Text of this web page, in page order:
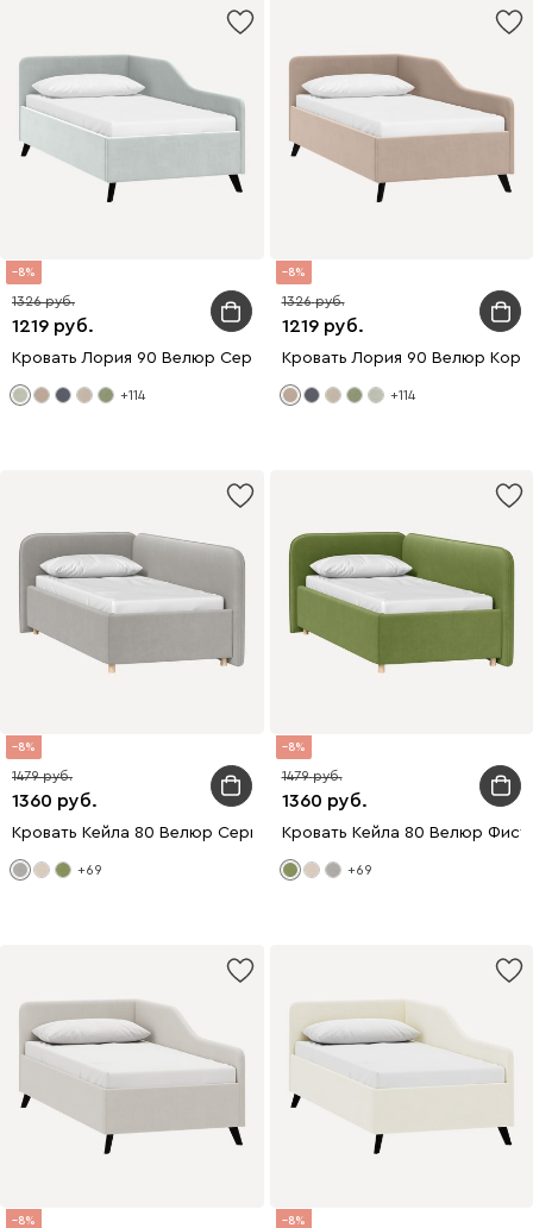
8
1219
1326
Кровать Лория 90 Велюр Серый
+114
8
1219
1326
Кровать Лория 90 Велюр
+114
8
1360
1479
Кровать Кейла 80 Велюр Серый
+69
8
1360
1479
Кровать Кейла 80 Велюр
+69
8 8